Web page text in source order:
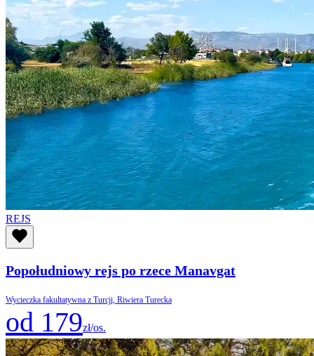
REJS
Popołudniowy rejs po rzece Manavgat
Wycieczka fakultatywna z Turcji, Riwiera Turecka
od 179zł/os.